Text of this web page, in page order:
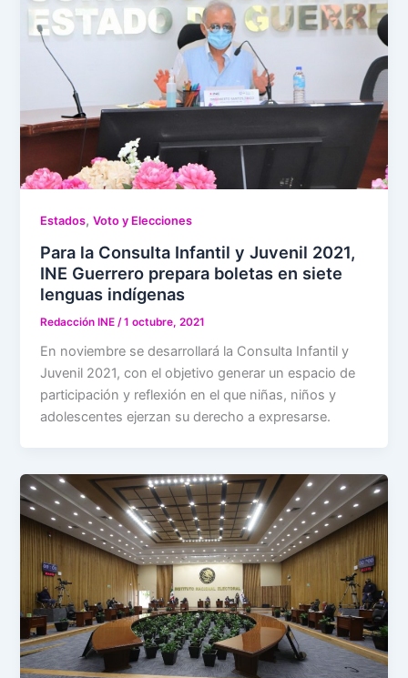
Estados,Voto y Elecciones
Para la Consulta Infantil y Juvenil 2021,
INE Guerrero prepara boletas en siete
lenguas indígenas
Redacción INE /1 octubre, 2021
En noviembre se desarrollará la Consulta Infantil y
Juvenil 2021, con el objetivo generar un espacio de
participación y reflexión en el que niñas, niños y
adolescentes ejerzan su derecho a expresarse.